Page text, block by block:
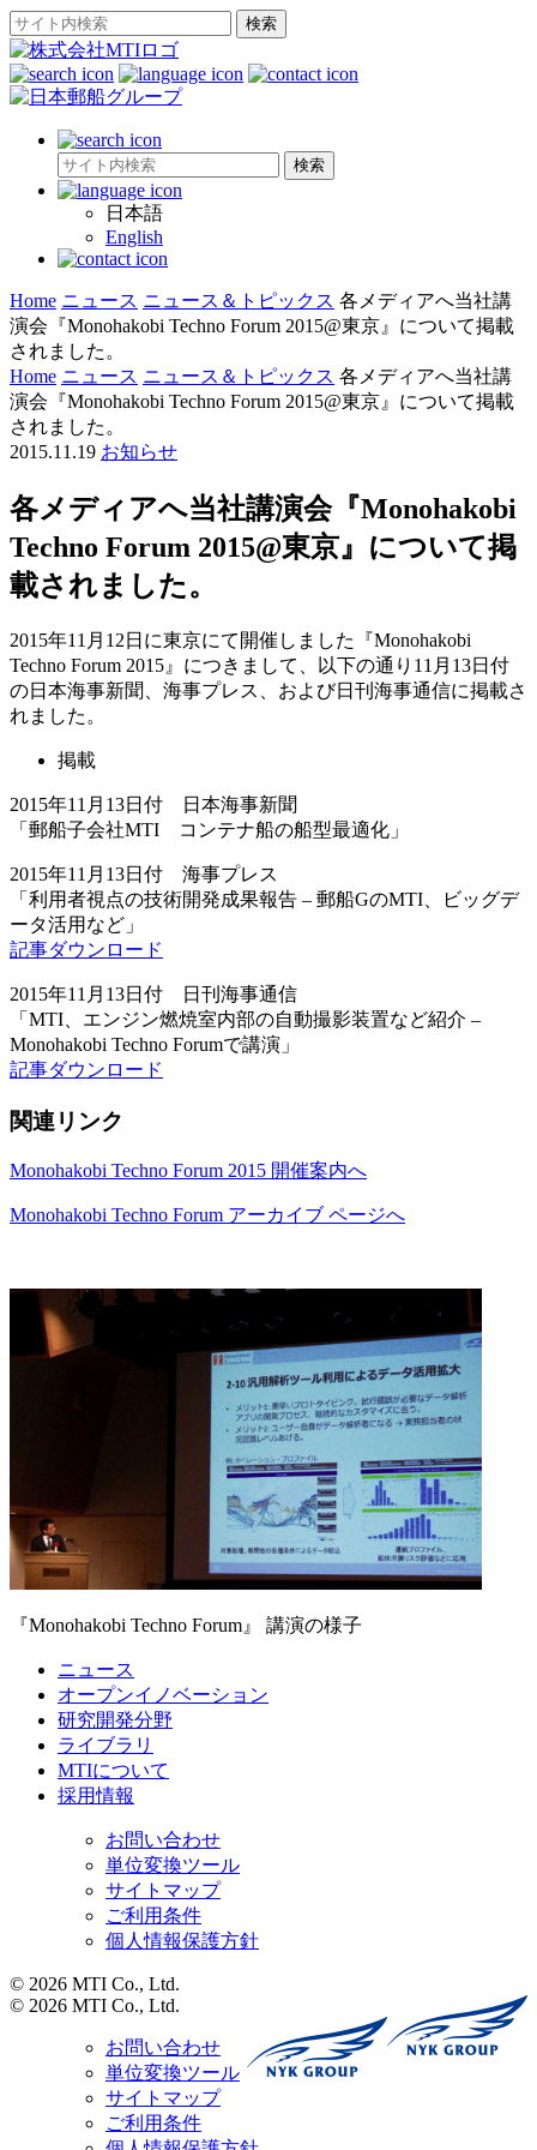
日本語
English
Home ニュース ニュース＆トピックス 各メディアへ当社講
演会『Monohakobi Techno Forum 2015@東京』について掲載
されました。
Home ニュース ニュース＆トピックス 各メディアへ当社講
演会『Monohakobi Techno Forum 2015@東京』について掲載
されました。
2015.11.19 お知らせ
各メディアへ当社講演会『Monohakobi
Techno Forum 2015@東京』について掲
載されました。
2015年11月12日に東京にて開催しました『Monohakobi
Techno Forum 2015』につきまして、以下の通り11月13日付
の日本海事新聞、海事プレス、および日刊海事通信に掲載さ
れました。
掲載
2015年11月13日付 日本海事新聞
「郵船子会社MTI コンテナ船の船型最適化」
2015年11月13日付 海事プレス
「利用者視点の技術開発成果報告 – 郵船GのMTI、ビッグデ
ータ活用など」
記事ダウンロード
2015年11月13日付 日刊海事通信
「MTI、エンジン燃焼室内部の自動撮影装置など紹介 –
Monohakobi Techno Forumで講演」
記事ダウンロード
関連リンク
Monohakobi Techno Forum 2015 開催案内へ
Monohakobi Techno Forum アーカイブ ページへ
『Monohakobi Techno Forum』 講演の様子
ニュース
オープンイノベーション
研究開発分野
ライブラリ
MTIについて
採用情報
お問い合わせ
単位変換ツール
サイトマップ
ご利用条件
個人情報保護方針
© 2026 MTI Co., Ltd.
© 2026 MTI Co., Ltd.
お問い合わせ
単位変換ツール
サイトマップ
ご利用条件